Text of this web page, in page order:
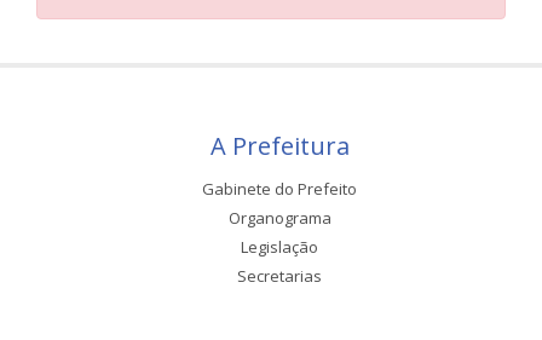
A Prefeitura
Gabinete do Prefeito
Organograma
Legislação
Secretarias